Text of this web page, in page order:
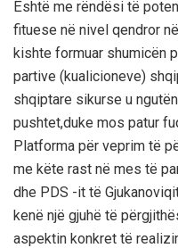
Është me rëndësi të
fituese në nivel qendror
kishte formuar shumicën
partive (kualicioneve)
shqiptare sikurse u
pushtet,duke mos patur
Platforma për veprim të
me këte rast në mes të
dhe PDS -it të
kenë një gjuhë të
aspektin konkret të